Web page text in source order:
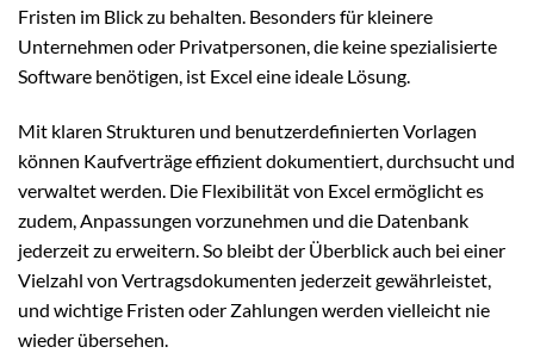
Fristen im Blick zu behalten. Besonders für kleinere
Unternehmen oder Privatpersonen, die keine spezialisierte
Software benötigen, ist Excel eine ideale Lösung.
Mit klaren Strukturen und benutzerdefinierten Vorlagen
können Kaufverträge effizient dokumentiert, durchsucht und
verwaltet werden. Die Flexibilität von Excel ermöglicht es
zudem, Anpassungen vorzunehmen und die Datenbank
jederzeit zu erweitern. So bleibt der Überblick auch bei einer
Vielzahl von Vertragsdokumenten jederzeit gewährleistet,
und wichtige Fristen oder Zahlungen werden vielleicht nie
wieder übersehen.